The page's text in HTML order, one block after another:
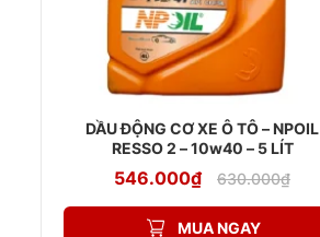
DẦU ĐỘNG CƠ XE Ô TÔ – NPOIL
RESSO 2 – 10w40 – 5 LÍT
630.000₫
Giá
gốc
546.000₫Giá
hiện
546.000₫.
MUA NGAY